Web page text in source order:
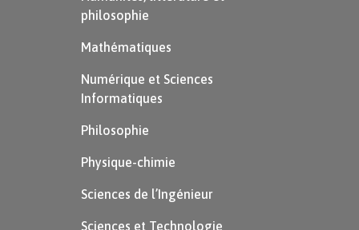
philosophie
Mathématiques
Numérique et Sciences
Informatiques
Philosophie
Physique-chimie
Sciences de l’Ingénieur
Sciences et Technologie